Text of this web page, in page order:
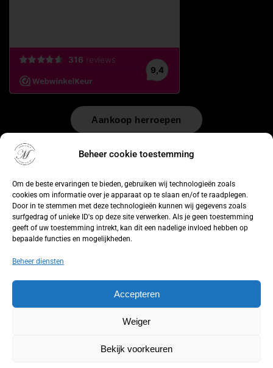
Beheer cookie toestemming
Om de beste ervaringen te bieden, gebruiken wij technologieën zoals
cookies om informatie over je apparaat op te slaan en/of te raadplegen.
Door in te stemmen met deze technologieën kunnen wij gegevens zoals
surfgedrag of unieke ID's op deze site verwerken. Als je geen toestemming
geeft of uw toestemming intrekt, kan dit een nadelige invloed hebben op
bepaalde functies en mogelijkheden.
Beheer diensten
Accepteren
Weiger
Bekijk voorkeuren
Aankoop herroepen
© 2026 by WebUnlimited–Algemene voorwaarden